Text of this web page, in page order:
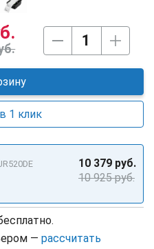
10 925 руб.
10 379 руб.
— рассчитать
1 клик